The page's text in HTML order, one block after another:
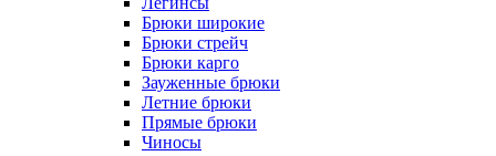
Брюки широкие
Брюки стрейч
Брюки карго
Зауженные брюки
Летние брюки
Прямые брюки
Чиносы